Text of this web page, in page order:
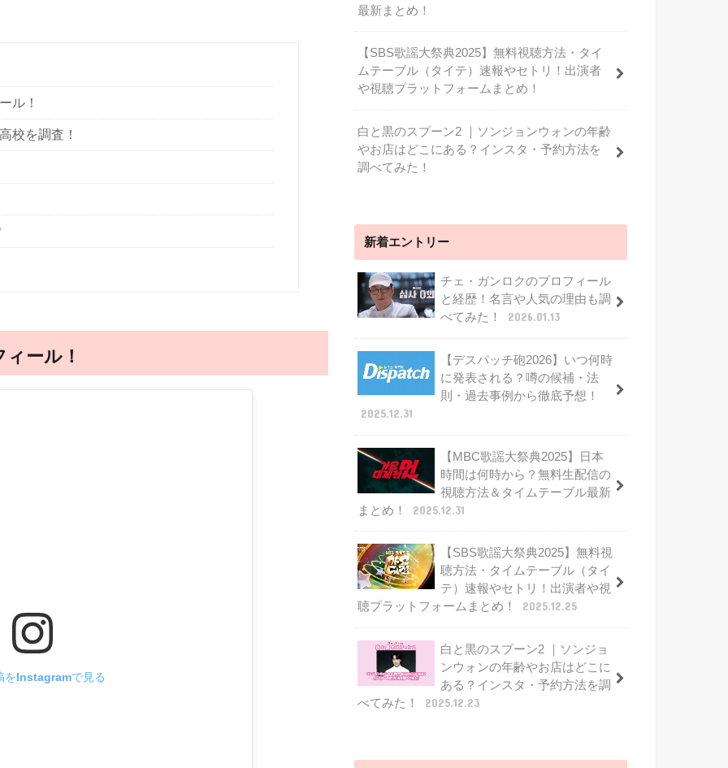
ル！
校を調査！
ール！
をInstagramで見る
最新まとめ！
【SBS歌謡大祭典2025】無料視聴方法・タイ
ムテーブル（タイテ）速報やセトリ！出演者
や視聴プラットフォームまとめ！
白と黒のスプーン2 ｜ソンジョンウォンの年齢
やお店はどこにある？インスタ・予約方法を
調べてみた！
新着エントリー
チェ・ガンロクのプロフィール
と経歴！名言や人気の理由も調
べてみた！
2026.01.13
【デスパッチ砲2026】いつ何時
に発表される？噂の候補・法
則・過去事例から徹底予想！
2025.12.31
【MBC歌謡大祭典2025】日本
時間は何時から？無料生配信の
視聴方法＆タイムテーブル最新
まとめ！
2025.12.31
【SBS歌謡大祭典2025】無料視
聴方法・タイムテーブル（タイ
テ）速報やセトリ！出演者や視
聴プラットフォームまとめ！
2025.12.25
白と黒のスプーン2 ｜ソンジョ
ンウォンの年齢やお店はどこに
ある？インスタ・予約方法を調
べてみた！
2025.12.23